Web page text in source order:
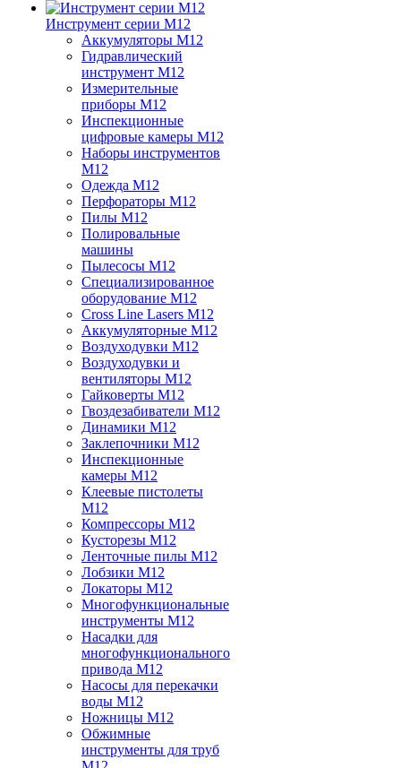
Инструмент серии M12
Аккумуляторы M12
Гидравлический
инструмент M12
Измерительные
приборы M12
Инспекционные
цифровые камеры M12
Наборы инструментов
M12
Одежда M12
Перфораторы M12
Пилы M12
Полировальные
машины
Пылесосы M12
Специализированное
оборудование M12
Cross Line Lasers M12
Аккумуляторные M12
Воздуходувки M12
Воздуходувки и
вентиляторы M12
Гайковерты M12
Гвоздезабиватели M12
Динамики M12
Заклепочники M12
Инспекционные
камеры M12
Клеевые пистолеты
M12
Компрессоры M12
Кусторезы M12
Ленточные пилы M12
Лобзики M12
Локаторы M12
Многофункциональные
инструменты M12
Насадки для
многофункционального
привода M12
Насосы для перекачки
воды M12
Ножницы M12
Обжимные
инструменты для труб